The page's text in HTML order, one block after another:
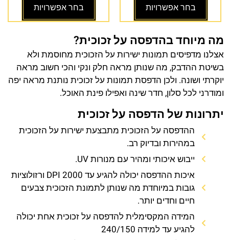
בחר אפשרויות בחר אפשרויות
מה מיוחד בהדפסה על זכוכית?
אצלנו מדפיסים תמונות ישירות על הזכוכית מחוסמת ולא
בשיטת ההדבק, מה שנותן מראה חלק ונקי והכי חשוב מראה
יוקרתי ושונה. ולכן הדפסת תמונות על זכוכית נותנת מראה יפה
ומודרני לכל סלון, חדר שינה ואפילו פינת האוכל.
יתרונות של הדפסה על זכוכית
ההדפסה על הזכוכית מתבצעת ישירות על הזכוכית
במהירות ובדיוק רב.
ייבוש איכותי ומהיר עם מנורות UV.
איכות ההדפסה יכולה להגיע עד 2000 DPI ורזולוציות
גובות במיוחדת מה שנותן לתמונת הזכוכית צבעים
חיים וחדים יותר.
המידה המקסימלית להדפסה על זכוכית אחת יכולה
להגיע עד למידה 240/150